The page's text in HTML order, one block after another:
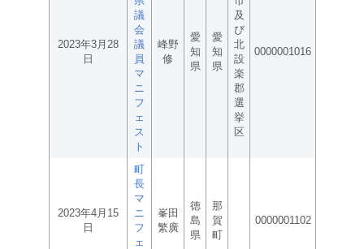
2023年3月28
日
議
会
議
員
マ
ニ
フ
ェ
ス
ト
峰野
修
愛
知
県
愛
知
県
及
び
北
設
楽
郡
選
挙
区
0000001016
2023年4月15
日
町
長
マ
ニ
フ
ェ
峯田
繁廣
徳
島
県
那
賀
町
0000001102